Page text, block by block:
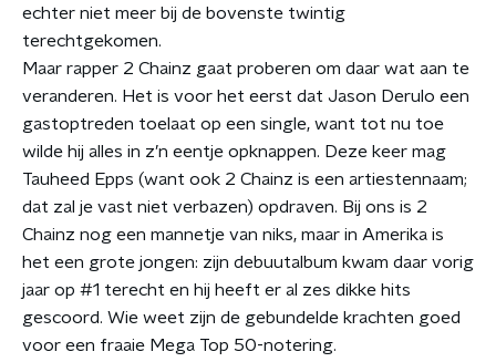
echter niet meer bij de bovenste twintig
terechtgekomen.
Maar rapper 2 Chainz gaat proberen om daar wat aan te
veranderen. Het is voor het eerst dat Jason Derulo een
gastoptreden toelaat op een single, want tot nu toe
wilde hij alles in z’n eentje opknappen. Deze keer mag
Tauheed Epps (want ook 2 Chainz is een artiestennaam;
dat zal je vast niet verbazen) opdraven. Bij ons is 2
Chainz nog een mannetje van niks, maar in Amerika is
het een grote jongen: zijn debuutalbum kwam daar vorig
jaar op #1 terecht en hij heeft er al zes dikke hits
gescoord. Wie weet zijn de gebundelde krachten goed
voor een fraaie Mega Top 50-notering.